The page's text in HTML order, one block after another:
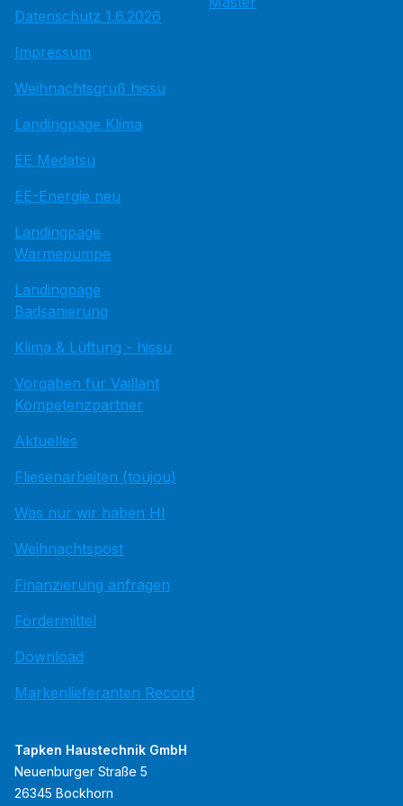
Datenschutz 1.6.2026
Impressum
Weihnachtsgruß hissu
Landingpage Klima
EE Medatsu
EE-Energie neu
Landingpage
Wärmepumpe
Landingpage
Badsanierung
Klima & Lüftung - hissu
Vorgaben für Vaillant
Kompetenzpartner
Aktuelles
Fliesenarbeiten (toujou)
Was nur wir haben HI
Weihnachtspost
Finanzierung anfragen
Fördermittel
Download
Markenlieferanten Record
Tapken Haustechnik GmbH
Neuenburger Straße 5
26345 Bockhorn